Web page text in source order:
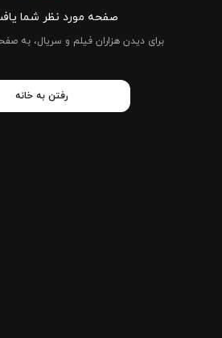
صفحه مورد نظر شما
برای دیدن هزاران فیلم و سریال، به
رفتن به خانه